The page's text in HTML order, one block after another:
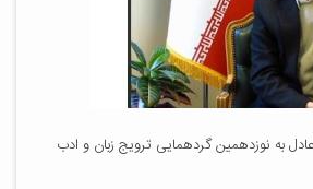
به نوزدهمین گردهمایی ترویج زبان و ادب